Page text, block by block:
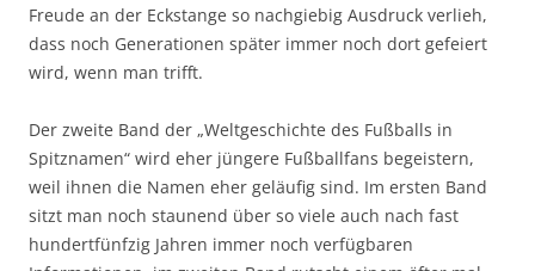
Freude an der Eckstange so nachgiebig Ausdruck verlieh,
dass noch Generationen später immer noch dort gefeiert
wird, wenn man trifft.
Der zweite Band der „Weltgeschichte des Fußballs in
Spitznamen“ wird eher jüngere Fußballfans begeistern,
weil ihnen die Namen eher geläufig sind. Im ersten Band
sitzt man noch staunend über so viele auch nach fast
hundertfünfzig Jahren immer noch verfügbaren